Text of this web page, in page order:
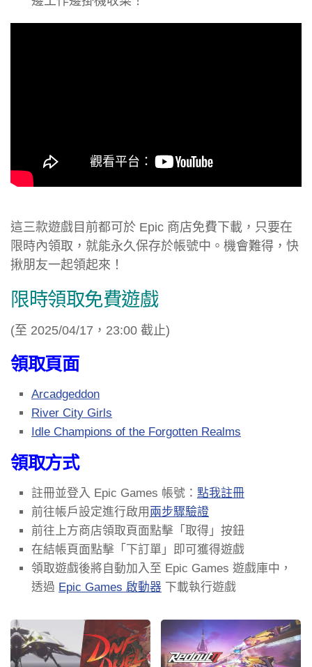
這三款遊戲目前都可於 Epic 商店免費下載，只要在
限時內領取，就能永久保存於帳號中。機會難得，快
揪朋友一起領起來！
限時領取免費遊戲
(至 2025/04/17，23:00 截止)
領取頁面
Arcadgeddon
River City Girls
Idle Champions of the Forgotten Realms
領取方式
註冊並登入 Epic Games 帳號： 點我註冊
前往帳戶設定進行啟用 兩步驟驗證
前往上方商店領取頁面點擊「取得」按鈕
在結帳頁面點擊「下訂單」即可獲得遊戲
領取遊戲後將自動加入至 Epic Games 遊戲庫中，
透過 Epic Games 啟動器 下載執行遊戲